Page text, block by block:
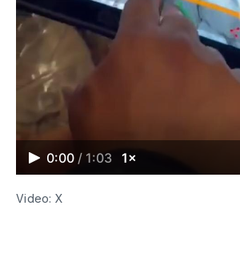
0:00 / 1:03 1×
Video: X